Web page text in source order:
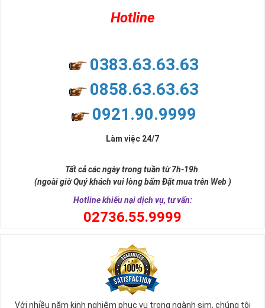
Hotline
0383.63.63.63
0858.63.63.63
0921.90.9999
Làm việc 24/7
Tất cả các ngày trong tuần từ 7h-19h
(ngoài giờ Quý khách vui lòng bấm Đặt mua trên Web )
Hotline khiếu nại dịch vụ, tư vấn:
02736.55.9999
Với nhiều năm kinh nghiệm phục vụ trong ngành sim, chúng tôi